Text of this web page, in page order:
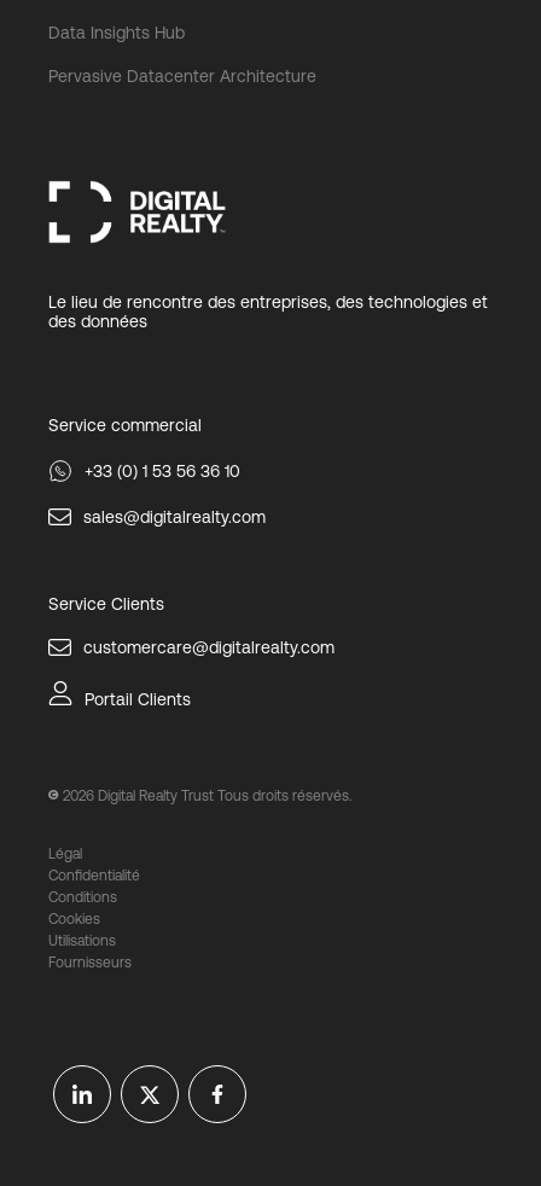
Data Insights Hub
Pervasive Datacenter Architecture
Le lieu de rencontre des entreprises, des technologies et
des données
Service commercial
+33 (0) 1 53 56 36 10
sales@digitalrealty.com
Service Clients
customercare@digitalrealty.com
Portail Clients
2026 Digital Realty Trust Tous droits réservés.
Légal
Confidentialité
Conditions
Cookies
Utilisations
Fournisseurs